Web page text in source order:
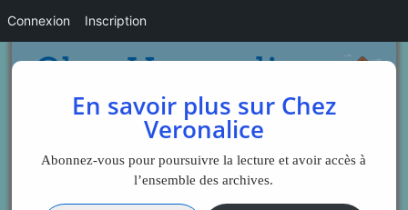
En savoir plus sur Chez
Veronalice
Abonnez-vous pour poursuivre la lecture et avoir accès à
l’ensemble des archives.
Saisissez votre adresse e-mail…
Connexion Inscription